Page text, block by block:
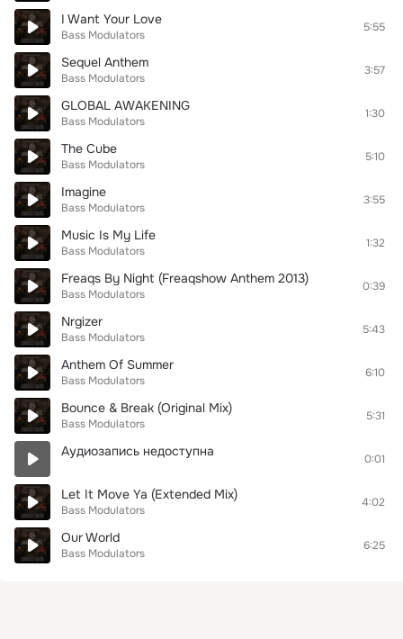
I Want Your Love
Bass Modulators
5:55
Sequel Anthem
Bass Modulators
3:57
GLOBAL AWAKENING
Bass Modulators
1:30
The Cube
Bass Modulators
5:10
Imagine
Bass Modulators
3:55
Music Is My Life
Bass Modulators
1:32
Freaqs By Night (Freaqshow Anthem 2013)
Bass Modulators
0:39
Nrgizer
Bass Modulators
5:43
Anthem Of Summer
Bass Modulators
6:10
Bounce & Break (Original Mix)
Bass Modulators
5:31
Аудиозапись недоступна 0:01
Let It Move Ya (Extended Mix)
Bass Modulators
4:02
Our World
Bass Modulators
6:25